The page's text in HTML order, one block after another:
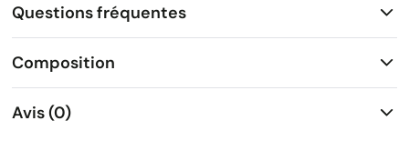
Questions fréquentes
Composition
Avis (0)